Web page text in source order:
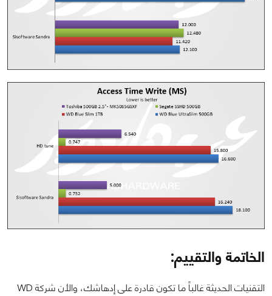
الخاتمة والتقييم:
التقنيات الحديثة غالباً ما تكون قادرة على إدهاشك، والأن شركة WD